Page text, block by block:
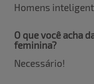
Homens
O que você acha
feminina?
Necessário!